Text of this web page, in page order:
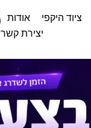
ציוד היקפי
אודות
יצירת קשר